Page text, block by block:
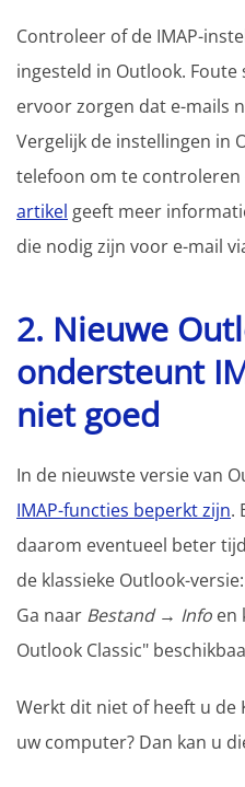
Controleer of de IMAP-
ingesteld in Outlook.
ervoor zorgen dat e-mails
Vergelijk de instellingen in
telefoon om te controleren
artikel geeft meer
die nodig zijn voor e-mail
2. Nieuwe
ondersteunt
niet goed
In de nieuwste versie van
IMAP-functies beperkt zijn.
daarom eventueel beter
de klassieke Outlook-versie:
Ga naar Bestand → Info en
Outlook Classic"
Werkt dit niet of heeft u de
uw computer? Dan kan u